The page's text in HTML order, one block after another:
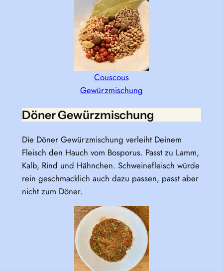
Couscous
Gewürzmischung
Döner Gewürzmischung
Die Döner Gewürzmischung verleiht Deinem
Fleisch den Hauch vom Bosporus. Passt zu Lamm,
Kalb, Rind und Hähnchen. Schweinefleisch würde
rein geschmacklich auch dazu passen, passt aber
nicht zum Döner.